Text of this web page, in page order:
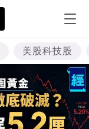
美股科技股